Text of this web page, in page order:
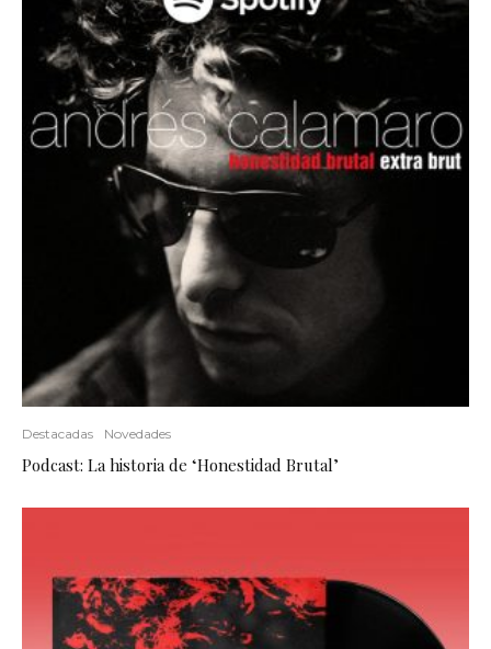
Destacadas Novedades
Podcast: La historia de ‘Honestidad Brutal’